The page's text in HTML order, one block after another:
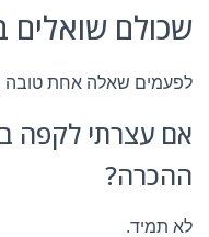
שכולם
לפעמים שאלה אחת טובה
אם עצרתי לקפה
ההכרה?
לא תמיד.